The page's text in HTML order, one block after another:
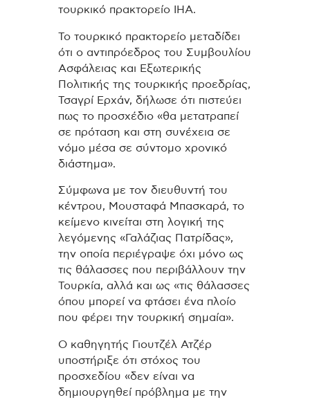
τουρκικό πρακτορείο ΙHA.
Το τουρκικό πρακτορείο μεταδίδει
ότι o αντιπρόεδρος του Συμβουλίου
Ασφάλειας και Εξωτερικής
Πολιτικής της τουρκικής προεδρίας,
Τσαγρί Ερχάν, δήλωσε ότι πιστεύει
πως το προσχέδιο «θα μετατραπεί
σε πρόταση και στη συνέχεια σε
νόμο μέσα σε σύντομο χρονικό
διάστημα».
Σύμφωνα με τον διευθυντή του
κέντρου, Μουσταφά Μπασκαρά, το
κείμενο κινείται στη λογική της
λεγόμενης «Γαλάζιας Πατρίδας»,
την οποία περιέγραψε όχι μόνο ως
τις θάλασσες που περιβάλλουν την
Τουρκία, αλλά και ως «τις θάλασσες
όπου μπορεί να φτάσει ένα πλοίο
που φέρει την τουρκική σημαία».
Ο καθηγητής Γιουτζέλ Ατζέρ
υποστήριξε ότι στόχος του
προσχεδίου «δεν είναι να
δημιουργηθεί πρόβλημα με την